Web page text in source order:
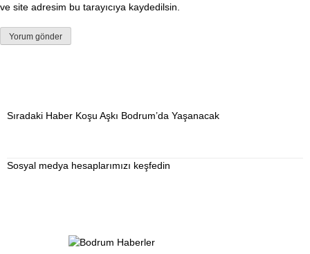
ve site adresim bu tarayıcıya kaydedilsin.
Sıradaki Haber Koşu Aşkı Bodrum’da Yaşanacak
Sosyal medya hesaplarımızı keşfedin